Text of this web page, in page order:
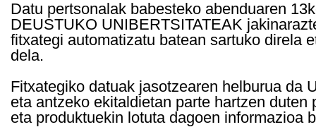
Datu pertsonalak babesteko abenduaren
DEUSTUKO UNIBERTSITATEAK
fitxategi automatizatu batean sartuko direla
dela.
Fitxategiko datuak jasotzearen helburua da
eta antzeko ekitaldietan parte hartzen
eta produktuekin lotuta dagoen informazioa